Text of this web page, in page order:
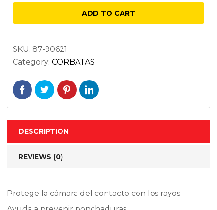
quantity
ADD TO CART
SKU: 87-90621
Category: CORBATAS
DESCRIPTION
REVIEWS (0)
Protege la cámara del contacto con los rayos